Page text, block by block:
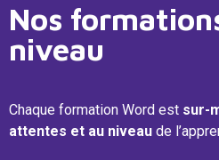
Nos
niveau
Chaque formation Word est sur-
attentes et au niveau de